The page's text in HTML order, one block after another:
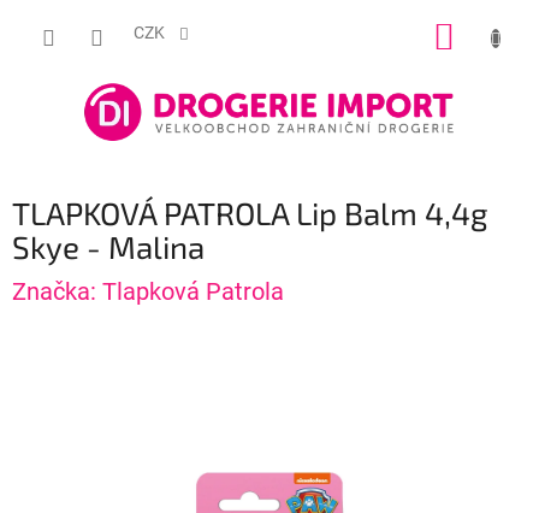
CZK
TLAPKOVÁ PATROLA Lip Balm 4,4g
Skye - Malina
Značka: Tlapková Patrola